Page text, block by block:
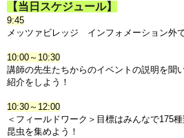
【当日スケジュール】
9:45
メッツァビレッジ インフォメーション外
10:00～10:30
講師の先生たちからのイベントの説明を聞
紹介をしよう！
10:30～12:00
＜フィールドワーク＞ 目標はみんなで175
昆虫を集めよう！